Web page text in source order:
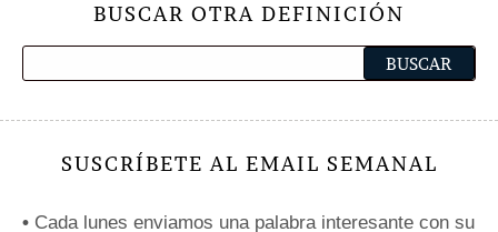
BUSCAR OTRA DEFINICIÓN
SUSCRÍBETE AL EMAIL SEMANAL
• Cada lunes enviamos una palabra interesante con su